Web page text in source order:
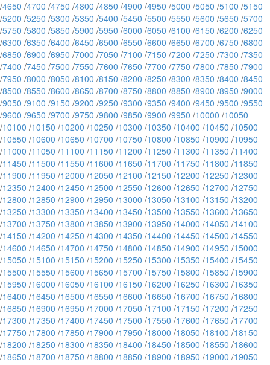
/4650 /4700 /4750 /4800 /4850 /4900 /4950 /5000 /5050 /5100 /5150
/5200 /5250 /5300 /5350 /5400 /5450 /5500 /5550 /5600 /5650 /5700
/5750 /5800 /5850 /5900 /5950 /6000 /6050 /6100 /6150 /6200 /6250
/6300 /6350 /6400 /6450 /6500 /6550 /6600 /6650 /6700 /6750 /6800
/6850 /6900 /6950 /7000 /7050 /7100 /7150 /7200 /7250 /7300 /7350
/7400 /7450 /7500 /7550 /7600 /7650 /7700 /7750 /7800 /7850 /7900
/7950 /8000 /8050 /8100 /8150 /8200 /8250 /8300 /8350 /8400 /8450
/8500 /8550 /8600 /8650 /8700 /8750 /8800 /8850 /8900 /8950 /9000
/9050 /9100 /9150 /9200 /9250 /9300 /9350 /9400 /9450 /9500 /9550
/9600 /9650 /9700 /9750 /9800 /9850 /9900 /9950 /10000 /10050
/10100 /10150 /10200 /10250 /10300 /10350 /10400 /10450 /10500
/10550 /10600 /10650 /10700 /10750 /10800 /10850 /10900 /10950
/11000 /11050 /11100 /11150 /11200 /11250 /11300 /11350 /11400
/11450 /11500 /11550 /11600 /11650 /11700 /11750 /11800 /11850
/11900 /11950 /12000 /12050 /12100 /12150 /12200 /12250 /12300
/12350 /12400 /12450 /12500 /12550 /12600 /12650 /12700 /12750
/12800 /12850 /12900 /12950 /13000 /13050 /13100 /13150 /13200
/13250 /13300 /13350 /13400 /13450 /13500 /13550 /13600 /13650
/13700 /13750 /13800 /13850 /13900 /13950 /14000 /14050 /14100
/14150 /14200 /14250 /14300 /14350 /14400 /14450 /14500 /14550
/14600 /14650 /14700 /14750 /14800 /14850 /14900 /14950 /15000
/15050 /15100 /15150 /15200 /15250 /15300 /15350 /15400 /15450
/15500 /15550 /15600 /15650 /15700 /15750 /15800 /15850 /15900
/15950 /16000 /16050 /16100 /16150 /16200 /16250 /16300 /16350
/16400 /16450 /16500 /16550 /16600 /16650 /16700 /16750 /16800
/16850 /16900 /16950 /17000 /17050 /17100 /17150 /17200 /17250
/17300 /17350 /17400 /17450 /17500 /17550 /17600 /17650 /17700
/17750 /17800 /17850 /17900 /17950 /18000 /18050 /18100 /18150
/18200 /18250 /18300 /18350 /18400 /18450 /18500 /18550 /18600
/18650 /18700 /18750 /18800 /18850 /18900 /18950 /19000 /19050